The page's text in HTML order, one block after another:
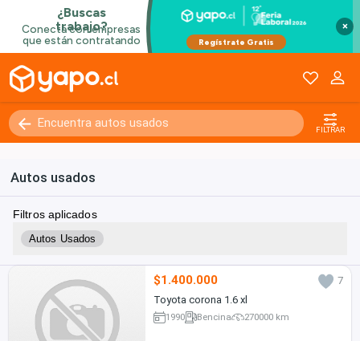
×
FILTRAR
Autos usados
Filtros aplicados
Autos Usados
$1.400.000
7
Toyota corona 1.6 xl
1990 Bencina 270000 km